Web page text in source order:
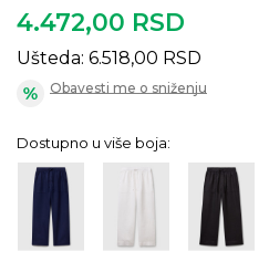
4.472,00 RSD
Ušteda: 6.518,00 RSD
Obavesti me o sniženju
Dostupno u više boja: